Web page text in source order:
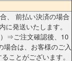
、 前払い決済の場合
に発送いたします。
⇒ご注文確認後、10
場合は、お客様のご入
ことがございます。